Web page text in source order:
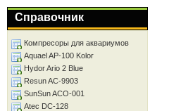
Справочник
Компресоры для аквариумов
Aquael AP-100 Kolor
Hydor Ario 2 Blue
Resun AC-9903
SunSun ACO-001
Atec DC-128